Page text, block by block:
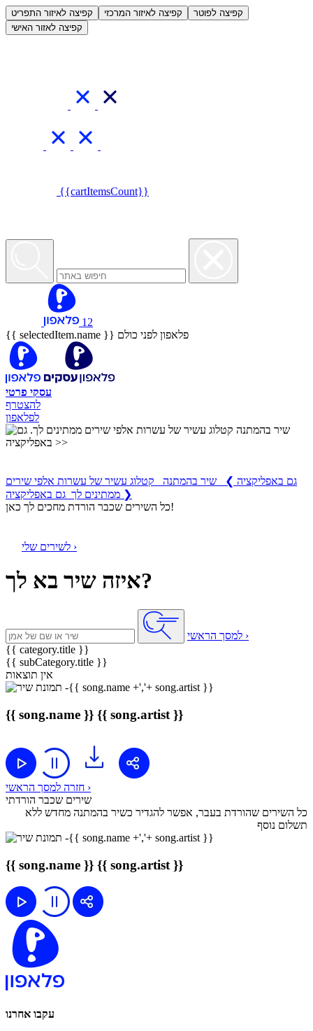
קפיצה לאיזור התפריט קפיצה לאיזור המרכזי
קפיצה לפוטר
קפיצה לאזור האישי
{{cartItemsCount}}
12
{{ selectedItem.name }} פלאפון לפני כולם
עסקי פרטי
להצטרף
לפלאפון
גם באפליקציה ❯
שיר בהמתנה קטלוג עשיר של עשרות אלפי שירים
ממתינים לך גם באפליקציה ❯
כל השירים שכבר הורדת מחכים לך כאן!
לשירים שלי ›
איזה שיר בא לך?
למסך הראשי ›
{{ category.title }}
{{ subCategory.title }}
אין תוצאות
{{ song.name }} {{ song.artist }}
חזרה למסך הראשי ›
שירים שכבר הורדתי
כל השירים שהורדת בעבר, אפשר להגדיר כשיר בהמתנה מחדש ללא
תשלום נוסף
{{ song.name }} {{ song.artist }}
עקבו אחרנו